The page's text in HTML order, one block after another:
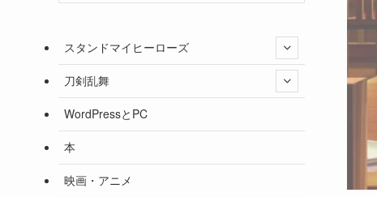
スタンドマイヒーローズ
刀剣乱舞
WordPressとPC
本
映画・アニメ